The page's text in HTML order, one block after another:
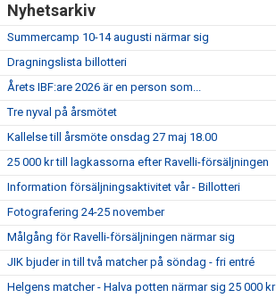
Nyhetsarkiv
Summercamp 10-14 augusti närmar sig
Dragningslista billotteri
Årets IBF:are 2026 är en person som...
Tre nyval på årsmötet
Kallelse till årsmöte onsdag 27 maj 18.00
25 000 kr till lagkassorna efter Ravelli-försäljningen
Information försäljningsaktivitet vår - Billotteri
Fotografering 24-25 november
Målgång för Ravelli-försäljningen närmar sig
JIK bjuder in till två matcher på söndag - fri entré
Helgens matcher - Halva potten närmar sig 25 000 kr